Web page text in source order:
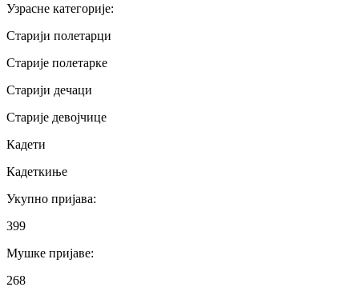
Узрасне категорије:
Старији полетарци
Старије полетарке
Старији дечаци
Старије девојчице
Кадети
Кадеткиње
Укупно пријава:
399
Мушке пријаве:
268